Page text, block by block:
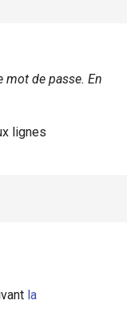
mot de passe. En
lignes
la